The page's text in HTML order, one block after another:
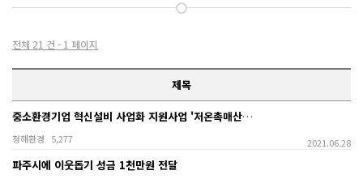
전체 21 건 - 1 페이지
제목
중소환경기업 혁신설비 사업화 지원사업 '저온촉매산화설비…
청해환경 5,277 2021.06.28
파주시에 이웃돕기 성금 1천만원 전달